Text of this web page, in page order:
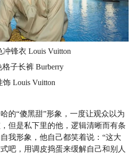
冲锋衣 Louis Vuitton
格子长裤 Burberry
饰 Louis Vuitton
的“傻黑甜”形象，一度让观众以为
但是私下里的他，逻辑清晰而有条
我形象，他自己都笑着说：“这大
吧，用调皮捣蛋来缓解自己和别人